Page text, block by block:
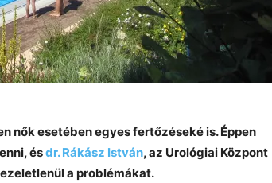
nők esetében egyes fertőzéseké is. Éppen
ésdr. Rákász István, az Urológiai Központ
a problémákat.